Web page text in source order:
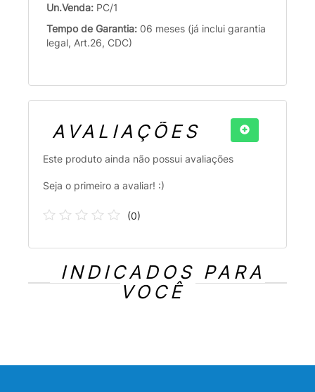
Un.Venda: PC/1
Tempo de Garantia: 06 meses (já inclui garantia
legal, Art.26, CDC)
AVALIAÇÕES
Este produto ainda não possui avaliações
Seja o primeiro a avaliar! :)
(0)
INDICADOS PARA
VOCÊ